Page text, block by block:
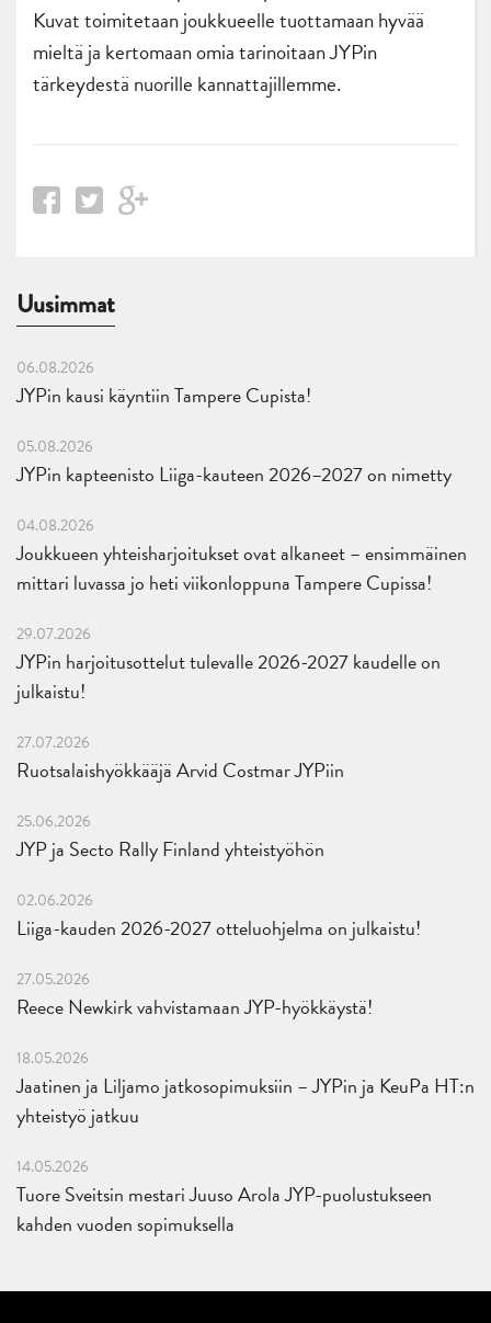
Kuvat toimitetaan joukkueelle tuottamaan hyvää
mieltä ja kertomaan omia tarinoitaan JYPin
tärkeydestä nuorille kannattajillemme.
Uusimmat
06.08.2026
JYPin kausi käyntiin Tampere Cupista!
05.08.2026
JYPin kapteenisto Liiga-kauteen 2026–2027 on nimetty
04.08.2026
Joukkueen yhteisharjoitukset ovat alkaneet – ensimmäinen
mittari luvassa jo heti viikonloppuna Tampere Cupissa!
29.07.2026
JYPin harjoitusottelut tulevalle 2026-2027 kaudelle on
julkaistu!
27.07.2026
Ruotsalaishyökkääjä Arvid Costmar JYPiin
25.06.2026
JYP ja Secto Rally Finland yhteistyöhön
02.06.2026
Liiga-kauden 2026-2027 otteluohjelma on julkaistu!
27.05.2026
Reece Newkirk vahvistamaan JYP-hyökkäystä!
18.05.2026
Jaatinen ja Liljamo jatkosopimuksiin – JYPin ja KeuPa HT:n
yhteistyö jatkuu
14.05.2026
Tuore Sveitsin mestari Juuso Arola JYP-puolustukseen
kahden vuoden sopimuksella